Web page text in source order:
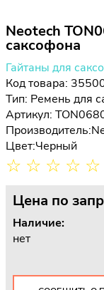
Neotech
саксофона
Гайтаны для
Код товара:
Тип: Ремень для
Артикул:
Производитель:
Цвет:Черный
☆ ☆ ☆ ☆ ☆
Цена по
Наличие:
нет